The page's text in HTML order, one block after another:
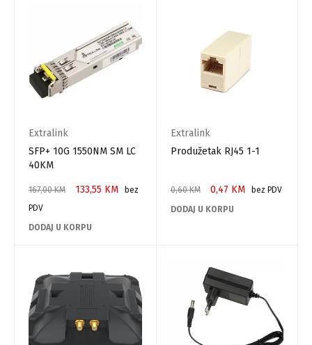
Extralink
SFP+ 10G 1550NM SM LC
40KM
167,00KM 133,55 KM
bez
PDV
DODAJ U KORPU
Extralink
Produžetak RJ45 1-1
0,60KM 0,47 KM
bez PDV
DODAJ U KORPU